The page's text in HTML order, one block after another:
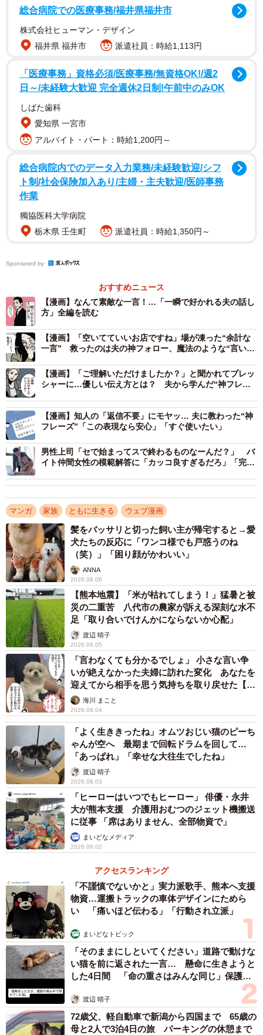
それは夫婦が結婚する前の話、B.B軍曹さんが友人と食事に
行った際に「このパスタ美味しいですね」と感想を言いま
した。この感想に対して、友人は「美味いけどこれなら家
でも作れるよな」とちくり。まるでお店で食べるレベルで
はないと聞こえるようなこの言葉に、B.B軍曹さんは「せっ
かくの美味しいご飯が台無しだよ」と落胆するのでした。
これなら家でも作れるということは、この料理は家庭料理レベルと言い
たい？（B.B軍曹さん提供）
一方、夫（以下、髭さん）と結婚後、夫婦で食事に行った
際にもB.B軍曹さんがまず料理の美味しさを伝えました。そ
の言葉に対して髭さんは、「最高だね！もし俺もいっぱい
練習したら家でそれっぽく作れるようになるかな？」と、
友人とはまったく違った素敵な一言を返しました。さらに
B.B軍曹さんを「喜ばせたいから」とサラリと嬉しい言葉を
付け加えます。
一言で印象が変わる出来事に、「言い方って大事。意味は
同じでも印象が全然変わってくる」「誰かを喜ばせたいっ
ていう気持ちを伝えてくれるって本当に幸せ」などのコメ
ントが寄せられていました。また同作について、作者のB.B
軍曹さんにも話を聞きました。
髭さんの会話スキルを真似するためにはどうすれ
ば？
ー同作を書こうと思ったきっかけは何でしょうか？
実はこのセリフが出た日のことは今でもすごくよく覚えて
います。食事中の何気ない会話だったのに「あ、夫と一緒
にいる時間って、ほんとに心地いいな」と改めて感じた瞬
間でした。その帰り道に「どうしてあの一言がこんなに印
象に残ったんだろう？」と考えてみたら、「私の気持ちだ
けじゃなくて、料理を作った方の気持ちにも寄り添ってた
から」だと気づきました。
どちらか一方への配慮はよくあるけど、両方に心を配れる
人って、実はすごく貴重なのかもしれない。「これは残し
ておきたい！」と思って漫画にしました。
総合病院での医療事務/福井県福井市
株式会社ヒューマン・デザイン
福井県 福井市
派遣社員：時給1,113円
「医療事務」資格必須/医療事務/無資格OK!/週2
日～/未経験大歓迎 完全週休2日制!午前中のみOK
しばた歯科
愛知県 一宮市
アルバイト・パート：時給1,200円～
総合病院内でのデータ入力業務/未経験歓迎/シフ
ト制/社会保険加入あり/主婦・主夫歓迎/医師事務
作業
獨協医科大学病院
栃木県 壬生町
派遣社員：時給1,350円～
Sponsored by
おすすめニュース
【漫画】なんて素敵な一言！…「一瞬で好かれる夫の話し
方」全編を読む
【漫画】「空いてていいお店ですね」場が凍った“余計な
一言” 救ったのは夫の神フォロー、魔法のような“言い換
【漫画】「ご理解いただけましたか？」と聞かれてプレッ
シャーに…優しい伝え方とは？ 夫から学んだ“神フレー
【漫画】知人の「返信不要」にモヤッ… 夫に教わった“神
フレーズ”「この表現なら安心」「すぐ使いたい」
男性上司「セで始まってスで終わるものなーんだ？」 バ
イト仲間女性の模範解答に「カッコ良すぎるだろ」「完璧
マンガ 家族 ともに生きる ウェブ漫画
髪をバッサリと切った飼い主が帰宅すると→愛
犬たちの反応に「ワンコ様でも戸惑うのね
（笑）」「困り顔がかわいい」
ANNA
2026.08.06
【熊本地震】「米が枯れてしまう！」猛暑と被
災の二重苦 八代市の農家が訴える深刻な水不
足「取り合いでけんかにならないか心配」
渡辺 晴子
2026.08.05
「言わなくても分かるでしょ」 小さな言い争
いが絶えなかった夫婦に訪れた変化 あなたを
迎えてから相手を思う気持ちを取り戻せた【漫
画】海川 まこと
2026.08.04
「よく生ききったね」オムツおじい猫のピーち
ゃんが空へ 最期まで回転ドラムを回して…
「あっぱれ」「幸せな大往生でしたね」
渡辺 晴子
2026.08.03
「ヒーローはいつでもヒーロー」 俳優・永井
大が熊本支援 介護用おむつのジェット機搬送
に従事 「席はありません、全部物資で」
まいどなメディア
2026.08.02
アクセスランキング
「不謹慎でないかと」実力派歌手、熊本へ支援
物資…運搬トラックの車体デザインにためら
い 「痛いほど伝わる」「行動され立派」
まいどなトピック
「そのままにしといてください」道路で動けな
い猫を前に返された一言… 懸命に生きようと
した4日間 「命の重さはみんな同じ」保護団
渡辺 晴子
72歳父、軽自動車で新潟から四国まで 65歳の
母と2人で3泊4日の旅 パーキングの休憩まで